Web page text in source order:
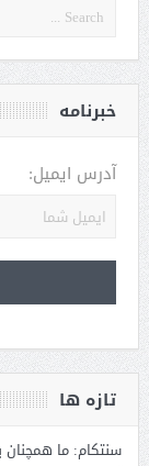
خبرنامه
آدرس ایمیل:
تازه ها
سنتکام: ما همچنان